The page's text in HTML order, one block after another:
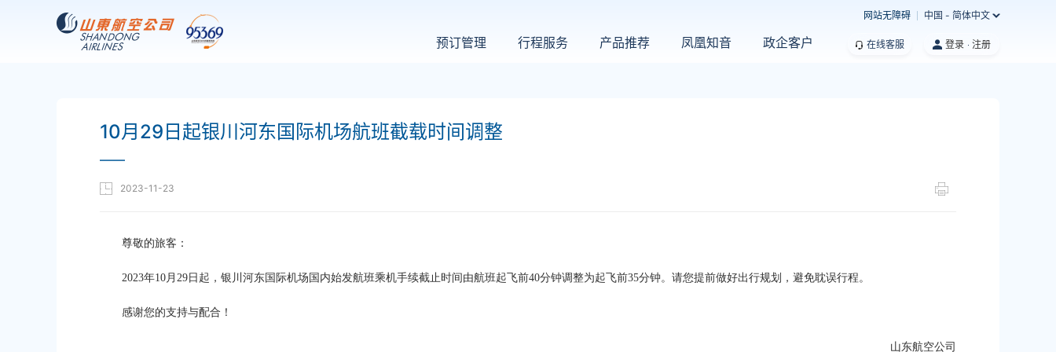
预订管理 行程服务 产品推荐 凤凰知音 政企客户
网站无障碍 中国 - 简体中文
在线客服 登录 注册
10月29日起银川河东国际机场航班截载时间调整
——
2023-11-23
尊敬的旅客：
2023年10月29日起 ， 银川河东国际机场 国内始发航班乘机手续截止时间由航班起飞前40分钟调整为起飞前35分钟。 请您提前做好出行规划，避免耽误行程。
感谢您的支持与配合！
山东航空公司